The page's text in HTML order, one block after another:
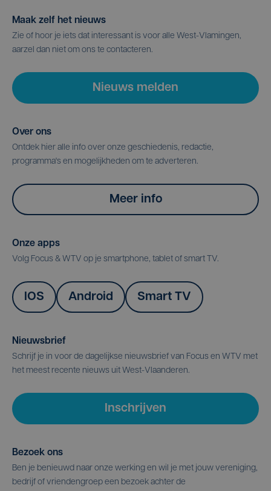
Maak zelf het nieuws
Zie of hoor je iets dat interessant is voor alle West-Vlamingen,
aarzel dan niet om ons te contacteren.
Nieuws melden
Over ons
Ontdek hier alle info over onze geschiedenis, redactie,
programma's en mogelijkheden om te adverteren.
Meer info
Onze apps
Volg Focus & WTV op je smartphone, tablet of smart TV.
IOS Android Smart TV
Nieuwsbrief
Schrijf je in voor de dagelijkse nieuwsbrief van Focus en WTV met
het meest recente nieuws uit West-Vlaanderen.
Inschrijven
Bezoek ons
Ben je benieuwd naar onze werking en wil je met jouw vereniging,
bedrijf of vriendengroep een bezoek achter de